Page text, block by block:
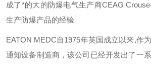
成了*的大的防爆电气生产商CEAG
生产防爆产品的经验
EATON MEDC自1975年英国成立以来,作
通知设备制造商，该公司已经开发出了一